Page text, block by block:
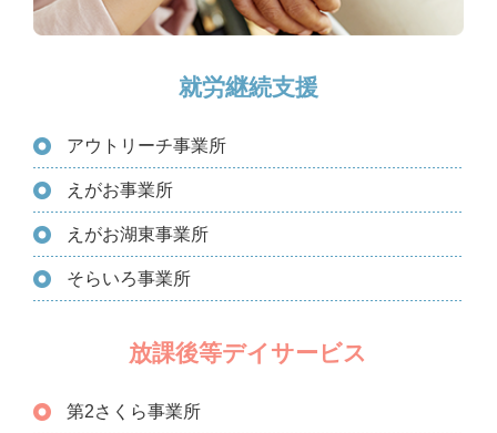
就労継続支援
アウトリーチ事業所
えがお事業所
えがお湖東事業所
そらいろ事業所
放課後等デイサービス
第2さくら事業所